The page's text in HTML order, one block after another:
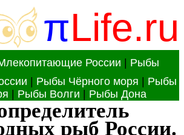
πLife.ru
России
Рыбы
Рыбы Чёрного моря
Рыбы
Рыбы Волги Рыбы Дона
рыб России.